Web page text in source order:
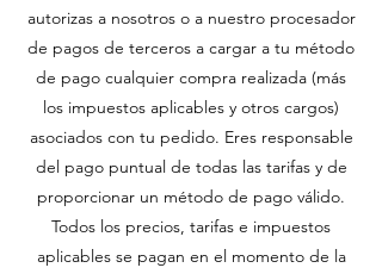
autorizas a nosotros o a nuestro procesador
de pagos de terceros a cargar a tu método
de pago cualquier compra realizada (más
los impuestos aplicables y otros cargos)
asociados con tu pedido. Eres responsable
del pago puntual de todas las tarifas y de
proporcionar un método de pago válido.
Todos los precios, tarifas e impuestos
aplicables se pagan en el momento de la